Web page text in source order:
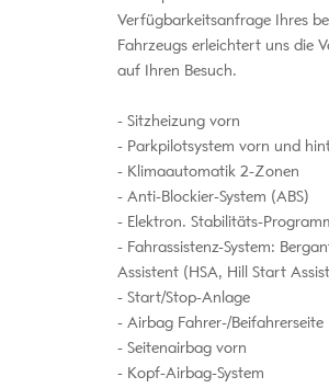
Verfügbarkeitsanfrage Ihres
Fahrzeugs erleichtert uns die
auf Ihren Besuch.
Sitzheizung vorn
Parkpilotsystem vorn und
Klimaautomatik 2-Zonen
Anti-Blockier-System (ABS)
Elektron. Stabilitäts-
Fahrassistenz-System:
Assistent (HSA, Hill Start
Start/Stop-Anlage
Airbag Fahrer-/Beifahrerseite
Seitenairbag vorn
Kopf-Airbag-System